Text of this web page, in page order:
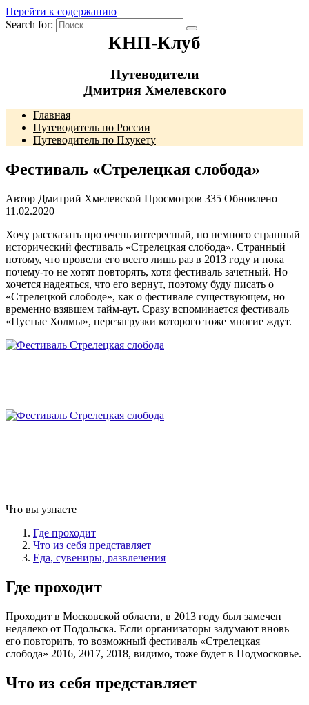
Перейти к содержанию
Search for:
КНП-Клуб
Путеводители
Дмитрия Хмелевского
Главная
Путеводитель по России
Путеводитель по Пхукету
Фестиваль «Стрелецкая слобода»
Автор Дмитрий Хмелевской Просмотров 335 Обновлено
11.02.2020
Хочу рассказать про очень интересный, но немного странный
исторический фестиваль «Стрелецкая слобода». Странный
потому, что провели его всего лишь раз в 2013 году и пока
почему-то не хотят повторять, хотя фестиваль зачетный. Но
хочется надеяться, что его вернут, поэтому буду писать о
«Стрелецкой слободе», как о фестивале существующем, но
временно взявшем тайм-аут. Сразу вспоминается фестиваль
«Пустые Холмы», перезагрузки которого тоже многие ждут.
Что вы узнаете
Где проходит
Что из себя представляет
Еда, сувениры, развлечения
Где проходит
Проходит в Московской области, в 2013 году был замечен
недалеко от Подольска. Если организаторы задумают вновь
его повторить, то возможный фестиваль «Стрелецкая
слобода» 2016, 2017, 2018, видимо, тоже будет в Подмосковье.
Что из себя представляет